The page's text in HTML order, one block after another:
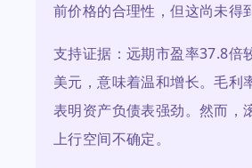
前价格的合理性，但这尚未得
支持证据：远期市盈率37.8倍
美元，意味着温和增长。毛利
表明资产负债表强劲。然而，
上行空间不确定。